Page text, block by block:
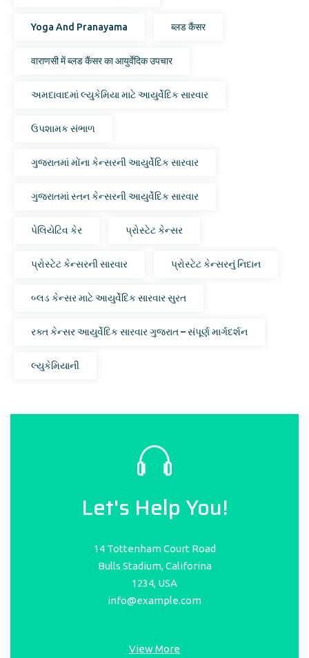
Yoga And Pranayama ब्लड कैंसर
वाराणसी में ब्लड कैंसर का आयुर्वेदिक उपचार
અમદાવાદમાં લ્યુકેમિયા માટે આયુર્વેદિક સારવાર
ઉપશામક સંભાળ
ગુજરાતમાં મોંના કેન્સરની આયુર્વેદિક સારવાર
ગુજરાતમાં સ્તન કેન્સરની આયુર્વેદિક સારવાર
પેલિયેટિવ કેર પ્રોસ્ટેટ કેન્સર
પ્રોસ્ટેટ કેન્સરની સારવાર પ્રોસ્ટેટ કેન્સરનું નિદાન
બ્લડ કેન્સર માટે આયુર્વેદિક સારવાર સુરત
રક્ત કેન્સર આયુર્વેદિક સારવાર ગુજરાત – સંપૂર્ણ માર્ગદર્શન
લ્યુકેમિયાની
Let's Help You!
14 Tottenham Court Road
Bulls Stadium, Califorina
1234, USA
info@example.com
View More